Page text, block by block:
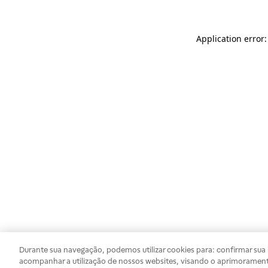
Application
Durante sua navegação, podemos utilizar cookies para: confirmar
acompanhar a utilização de nossos websites, visando o